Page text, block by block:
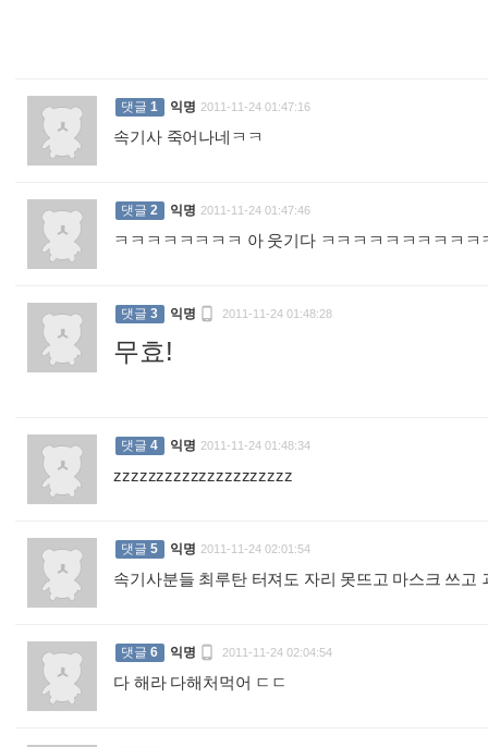
댓글 1 익명 2011-11-24 01:47:16
속기사 죽어나네ㅋㅋ
댓글 2 익명 2011-11-24 01:47:46
ㅋㅋㅋㅋㅋㅋㅋㅋ 아 웃기다 ㅋㅋㅋㅋㅋㅋㅋㅋㅋ
댓글 3 익명  2011-11-24 01:48:28
무효!
댓글 4 익명 2011-11-24 01:48:34
zzzzzzzzzzzzzzzzzzzzz
댓글 5 익명 2011-11-24 02:01:54
속기사분들 최루탄 터져도 자리 못뜨고 마스크 쓰
댓글 6 익명  2011-11-24 02:04:54
다 해라 다해처먹어 ㄷㄷ